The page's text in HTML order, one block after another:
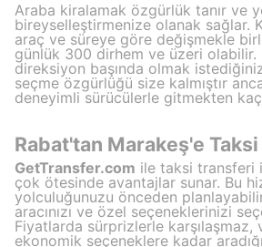
Araba kiralamak özgürlük tanır ve
bireyselleştirmenize olanak sağlar.
araç ve süreye göre değişmekle
günlük 300 dirhem ve üzeri olabilir.
direksiyon başında olmak
seçme özgürlüğü size kalmıştır
deneyimli sürücülerle gitmekten
Rabat'tan Marakeş'e
GetTransfer.com ile taksi transferi
çok ötesinde avantajlar sunar. Bu
yolculuğunuzu önceden
aracınızı ve özel seçeneklerinizi
Fiyatlarda sürprizlerle karşılaşmaz,
ekonomik seçeneklere kadar